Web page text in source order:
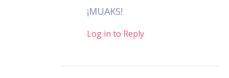
¡MUAKS!
Log in to Reply